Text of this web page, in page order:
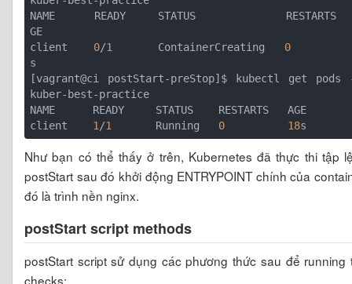
NAME      READY     STATUS              RESTARTS
GE
client 0/1
       ContainerCreating
0
s
[vagrant@ci postStart-preStop]$ kubectl get pods
kuber-best-practice
NAME      READY     STATUS    RESTARTS   AGE
client 1 /1
       Running
0 18
Như bạn có thể thấy ở trên, Kubernetes đã thực thi tập
postStart sau đó khởi động ENTRYPOINT chính của
đó là trình nền nginx.
postStart script methods
postStart script sử dụng các phương thức sau để running
checks: